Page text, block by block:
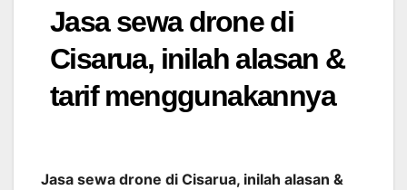
Jasa sewa drone di
Cisarua, inilah alasan &
tarif menggunakannya
Jasa sewa drone di Cisarua, inilah alasan &